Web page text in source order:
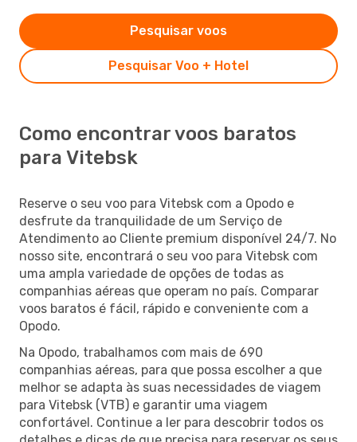
Pesquisar Voo + Hotel
Pesquisar voos
Como encontrar voos baratos
para Vitebsk
Reserve o seu voo para Vitebsk com a Opodo e
desfrute da tranquilidade de um Serviço de
Atendimento ao Cliente premium disponível 24/7. No
nosso site, encontrará o seu voo para Vitebsk com
uma ampla variedade de opções de todas as
companhias aéreas que operam no país. Comparar
voos baratos é fácil, rápido e conveniente com a
Opodo.
Na Opodo, trabalhamos com mais de 690
companhias aéreas, para que possa escolher a que
melhor se adapta às suas necessidades de viagem
para Vitebsk (VTB) e garantir uma viagem
confortável. Continue a ler para descobrir todos os